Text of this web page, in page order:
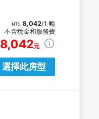
8,042/1 晚
不含稅金和服務費
8,042元
選擇此房型